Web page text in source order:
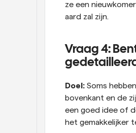
ze een
aard zal zijn.
Vraag 4:
Doel: Soms
bovenkant en de
een goed idee of
het gemakkelijker